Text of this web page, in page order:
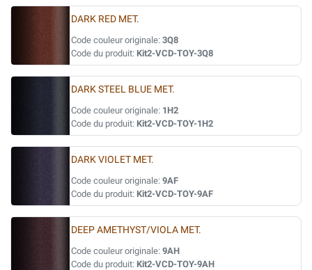
DARK RED MET.
Code couleur originale: 3Q8
Code du produit: Kit2-VCD-TOY-3Q8
DARK STEEL BLUE MET.
Code couleur originale: 1H2
Code du produit: Kit2-VCD-TOY-1H2
DARK VIOLET MET.
Code couleur originale: 9AF
Code du produit: Kit2-VCD-TOY-9AF
DEEP AMETHYST/VIOLA MET.
Code couleur originale: 9AH
Code du produit: Kit2-VCD-TOY-9AH